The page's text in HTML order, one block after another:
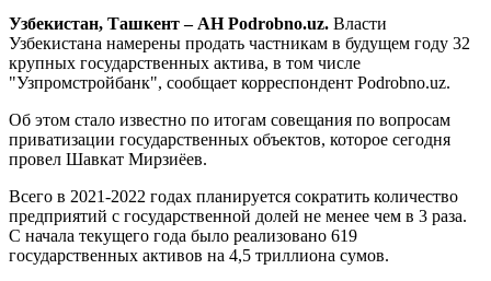
Узбекистан, Ташкент – АН Podrobno.uz. Власти
Узбекистана намерены продать частникам в будущем году 32
крупных государственных актива, в том числе
"Узпромстройбанк", сообщает корреспондент Podrobno.uz.
Об этом стало известно по итогам совещания по вопросам
приватизации государственных объектов, которое сегодня
провел Шавкат Мирзиёев.
Всего в 2021-2022 годах планируется сократить количество
предприятий с государственной долей не менее чем в 3 раза.
С начала текущего года было реализовано 619
государственных активов на 4,5 триллиона сумов.